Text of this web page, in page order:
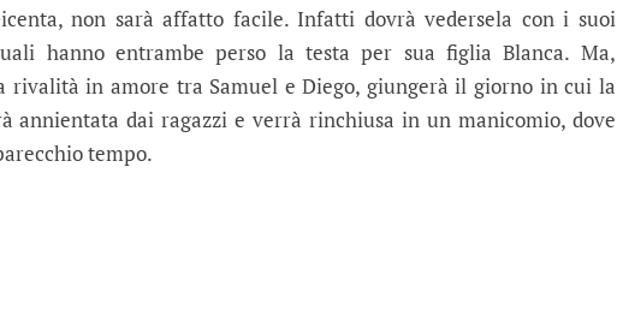
non sarà affatto facile. Infatti dovrà vedersela con i suoi
hanno entrambe perso la testa per sua figlia Blanca. Ma,
rivalità in amore tra Samuel e Diego, giungerà il giorno in cui la
annientata dai ragazzi e verrà rinchiusa in un manicomio, dove
tempo.